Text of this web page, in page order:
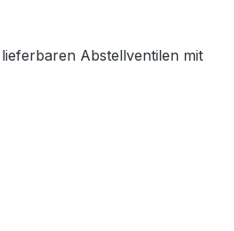
Abstellventilen mit